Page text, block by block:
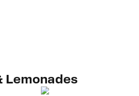
Lemonades